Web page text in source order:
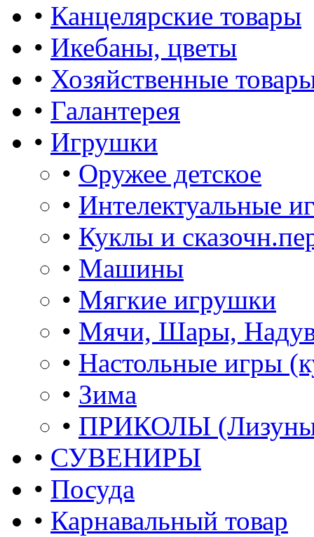
• Канцелярские товары
• Икебаны, цветы
• Хозяйственные
• Галантерея
• Игрушки
• Оружее детское
• Интелектуальные
• Куклы и
• Машины
• Мягкие игрушки
• Мячи, Шары,
• Настольные игры
• Зима
• ПРИКОЛЫ
• СУВЕНИРЫ
• Посуда
• Карнавальный товар